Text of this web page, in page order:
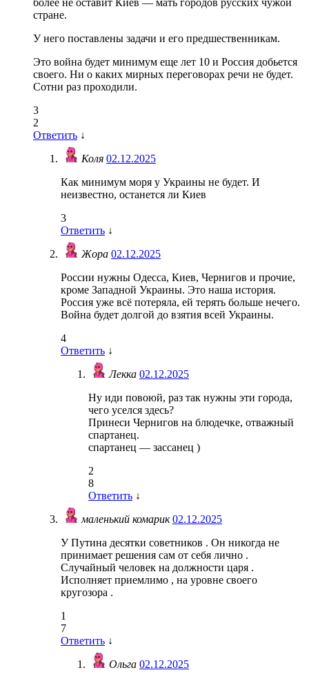
более не оставит Киев — мать городов русских чужой
стране.
У него поставлены задачи и его предшественникам.
Это война будет минимум еще лет 10 и Россия добьется
своего. Ни о каких мирных переговорах речи не будет.
Сотни раз проходили.
3
2
Ответить ↓
Коля 02.12.2025
Как минимум моря у Украины не будет. И
неизвестно, останется ли Киев
3
Ответить ↓
Жора 02.12.2025
России нужны Одесса, Киев, Чернигов и прочие,
кроме Западной Украины. Это наша история.
Россия уже всё потеряла, ей терять больше нечего.
Война будет долгой до взятия всей Украины.
4
Ответить ↓
Лекка 02.12.2025
Ну иди повоюй, раз так нужны эти города,
чего уселся здесь?
Принеси Чернигов на блюдечке, отважный
спартанец.
спартанец — зассанец )
2
8
Ответить ↓
маленький комарик02.12.2025
У Путина десятки советников . Он никогда не
принимает решения сам от себя лично .
Случайный человек на должности царя .
Исполняет приемлимо , на уровне своего
кругозора .
1
7
Ответить ↓
Ольга 02.12.2025